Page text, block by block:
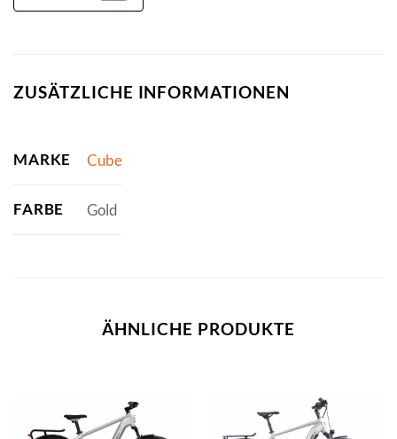
ZUSÄTZLICHE INFORMATIONEN
MARKE Cube
FARBE Gold
ÄHNLICHE PRODUKTE